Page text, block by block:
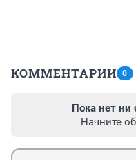
КОММЕНТАРИИ 0
Пока нет ни
Начните